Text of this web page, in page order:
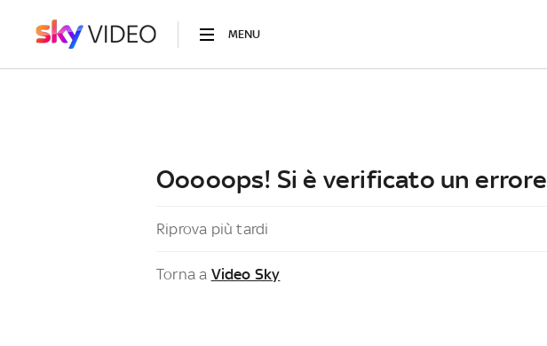
MENU
Ooooops! Si è verificato un errore
Riprova più tardi
Torna a Video Sky